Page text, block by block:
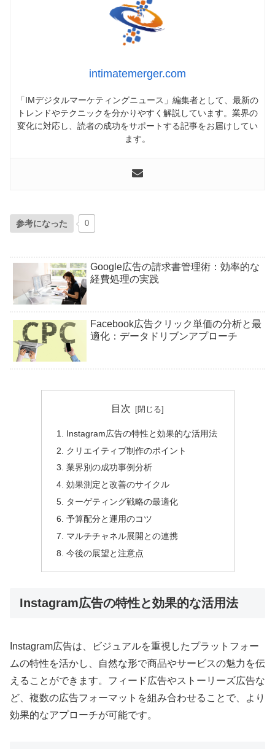
intimatemerger.com
「IMデジタルマーケティングニュース」編集者として、最新の
トレンドやテクニックを分かりやすく解説しています。業界の
変化に対応し、読者の成功をサポートする記事をお届けしてい
ます。
参考になった 0
Google広告の請求書管理術：効率的な
経費処理の実践
Facebook広告クリック単価の分析と最
適化：データドリブンアプローチ
目次
Instagram広告の特性と効果的な活用法
クリエイティブ制作のポイント
業界別の成功事例分析
効果測定と改善のサイクル
ターゲティング戦略の最適化
予算配分と運用のコツ
マルチチャネル展開との連携
今後の展望と注意点
Instagram広告の特性と効果的な活用法
Instagram広告は、ビジュアルを重視したプラットフォー
ムの特性を活かし、自然な形で商品やサービスの魅力を伝
えることができます。フィード広告やストーリーズ広告な
ど、複数の広告フォーマットを組み合わせることで、より
効果的なアプローチが可能です。